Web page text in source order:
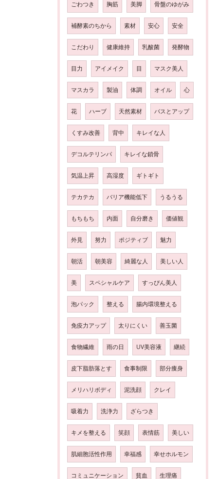
ごわつき 胸筋 美脚 骨盤のゆがみ
補酵素のちから 素材 安心 安全
こだわり 健康維持 乳酸菌 発酵物
目力 アイメイク 目 マスク美人
マスカラ 製油 体調 オイル 心
花 ハーブ 天然素材 バスとアップ
くすみ改善 背中 キレイな人
デコルテリンパ キレイな鎖骨
気温上昇 高湿度 ギトギト
テカテカ バリア機能低下 うるうる
もちもち 内面 自分磨き 価値観
外見 努力 ポジティブ 魅力
朝活 朝美容 綺麗な人 美しい人
美 スペシャルケア すっぴん美人
泡パック 整える 腸内環境整える
免疫力アップ 太りにくい 善玉菌
食物繊維 雨の日 UV美容液 継続
皮下脂肪落とす 食事制限 部分痩身
メリハリボディ 泥洗顔 クレイ
吸着力 洗浄力 ざらつき
キメを整える 笑顔 表情筋 美しい
肌細胞活性作用 幸福感 幸せホルモン
コミュニケーション 貧血 生理痛